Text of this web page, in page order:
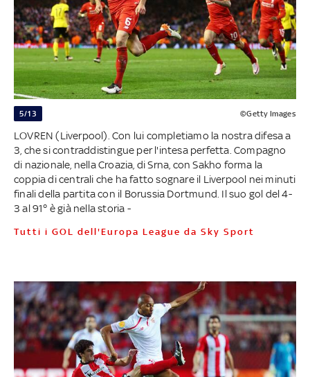
5/13 ©Getty Images
LOVREN (Liverpool). Con lui completiamo la nostra difesa a
3, che si contraddistingue per l'intesa perfetta. Compagno
di nazionale, nella Croazia, di Srna, con Sakho forma la
coppia di centrali che ha fatto sognare il Liverpool nei minuti
finali della partita con il Borussia Dortmund. Il suo gol del 4-
3 al 91° è già nella storia -
Tutti i GOL dell'Europa League da Sky Sport